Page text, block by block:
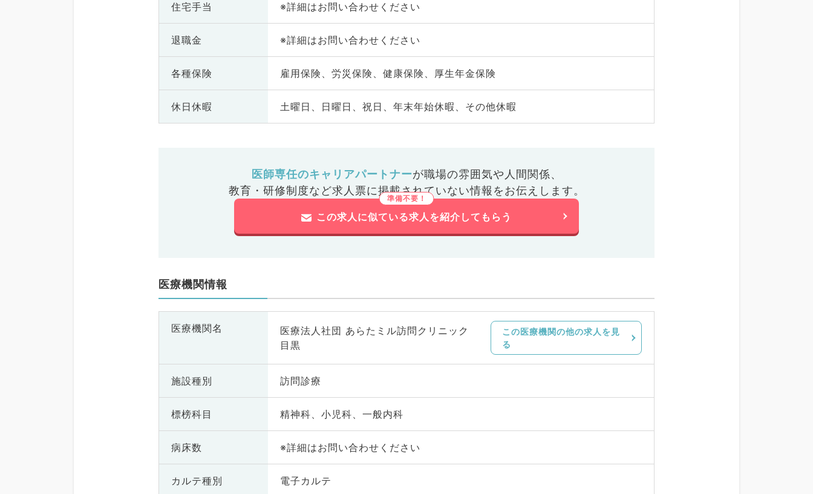
住宅手当 ※詳細はお問い合わせください
退職金 ※詳細はお問い合わせください
各種保険 雇用保険、労災保険、健康保険、厚生年金保険
休日休暇 土曜日、日曜日、祝日、年末年始休暇、その他休暇
医師専任のキャリアパートナーが職場の雰囲気や人間関係、
教育・研修制度など求人票に掲載されていない情報をお伝えします。
この求人に似ている求人を紹介してもらう
医療機関情報
医療機関名
医療法人社団 あらたミル訪問クリニック
目黒
この医療機関の他の求人を見
る
施設種別 訪問診療
標榜科目 精神科、小児科、一般内科
病床数 ※詳細はお問い合わせください
カルテ種別 電子カルテ